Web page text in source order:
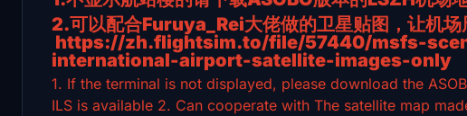
2.可以配合Furuya_Rei大佬做的卫星贴图，让机场
https://zh.flightsim.to/file/57440/msfs-
international-airport-satellite-images-only
1. If the terminal is not displayed, please download the
ILS is available 2. Can cooperate with The satellite map